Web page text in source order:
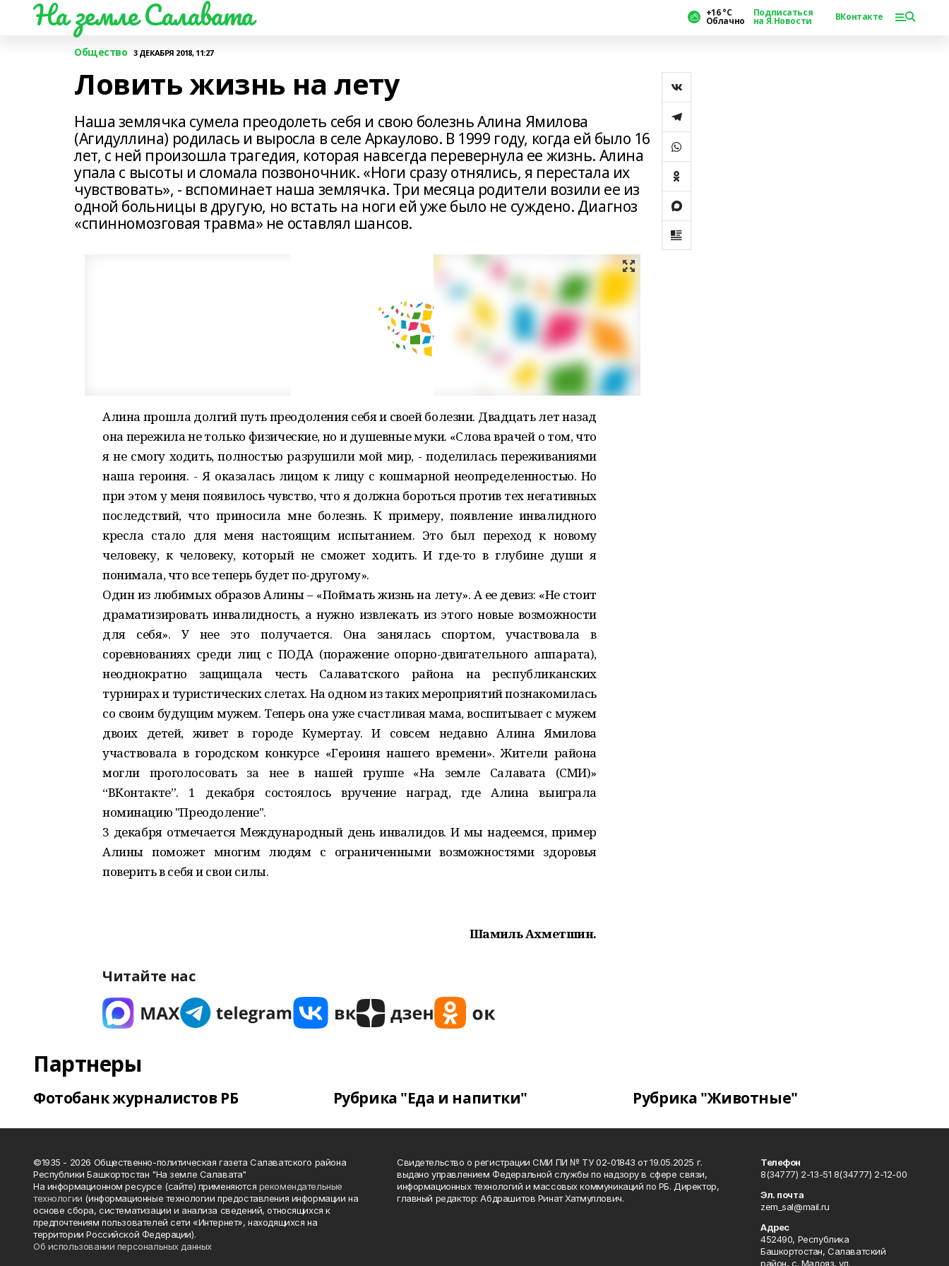
На земле Салавата +16 °С
Облачно
Подписаться
на Я.Новости ВКонтакте
Общество 3 ДЕКАБРЯ 2018, 11:27
Ловить жизнь на лету
Наша землячка сумела преодолеть себя и свою болезнь Алина Ямилова
(Агидуллина) родилась и выросла в селе Аркаулово. В 1999 году, когда ей было 16
лет, с ней произошла трагедия, которая навсегда перевернула ее жизнь. Алина
упала с высоты и сломала позвоночник. «Ноги сразу отнялись, я перестала их
чувствовать», - вспоминает наша землячка. Три месяца родители возили ее из
одной больницы в другую, но встать на ноги ей уже было не суждено. Диагноз
«спинномозговая травма» не оставлял шансов.
Алина прошла долгий путь преодоления себя и своей болезни. Двадцать лет назад
она пережила не только физические, но и душевные муки. «Слова врачей о том, что
я не смогу ходить, полностью разрушили мой мир, - поделилась переживаниями
наша героиня. - Я оказалась лицом к лицу с кошмарной неопределенностью. Но
при этом у меня появилось чувство, что я должна бороться против тех негативных
последствий, что приносила мне болезнь. К примеру, появление инвалидного
кресла стало для меня настоящим испытанием. Это был переход к новому
человеку, к человеку, который не сможет ходить. И где-то в глубине души я
понимала, что все теперь будет по-другому».
Один из любимых образов Алины – «Поймать жизнь на лету». А ее девиз: «Не стоит
драматизировать инвалидность, а нужно извлекать из этого новые возможности
для себя». У нее это получается. Она занялась спортом, участвовала в
соревнованиях среди лиц с ПОДА (поражение опорно-двигательного аппарата),
неоднократно защищала честь Салаватского района на республиканских
турнирах и туристических слетах. На одном из таких мероприятий познакомилась
со своим будущим мужем. Теперь она уже счастливая мама, воспитывает с мужем
двоих детей, живет в городе Кумертау. И совсем недавно Алина Ямилова
участвовала в городском конкурсе «Героиня нашего времени». Жители района
могли проголосовать за нее в нашей группе «На земле Салавата (СМИ)»
“ВКонтакте”. 1 декабря состоялось вручение наград, где Алина выиграла
номинацию "Преодоление".
3 декабря отмечается Международный день инвалидов. И мы надеемся, пример
Алины поможет многим людям с ограниченными возможностями здоровья
поверить в себя и свои силы.
Шамиль Ахметшин.
Читайте нас
Партнеры
Фотобанк журналистов РБ Рубрика "Еда и напитки" Рубрика "Животные"
©1935 - 2026 Общественно-политическая газета Салаватского района
Республики Башкортостан "На земле Салавата"
На информационном ресурсе (сайте) применяются рекомендательные
технологии (информационные технологии предоставления информации на
основе сбора, систематизации и анализа сведений, относящихся к
предпочтениям пользователей сети «Интернет», находящихся на
территории Российской Федерации).
Об использовании персональных данных
Свидетельство о регистрации СМИ ПИ № ТУ 02-01843 от 19.05.2025 г.
выдано управлением Федеральной службы по надзору в сфере связи,
информационных технологий и массовых коммуникаций по РБ. Директор,
главный редактор: Абдрашитов Ринат Хатмуллович.
Телефон
8(34777) 2-13-51 8(34777) 2-12-00
Эл. почта
zem_sal@mail.ru
Адрес
452490, Республика
Башкортостан, Салаватский
район, с. Малояз, ул.